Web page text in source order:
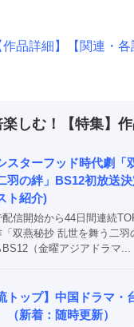
作品詳細】 【関連・
楽しむ！【特集】
スターフッド時代劇「
羽の絆」BS12初放送決
ト紹介)
信開始から44日間連続
双燕秘抄 乱世を舞う二羽
BS12（金曜アジアドラマ...
トップ】中国ドラマ・
新着：随時更新）